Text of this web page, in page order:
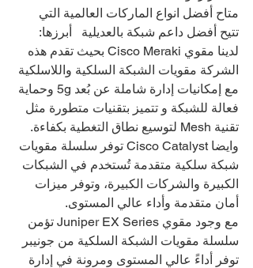
متاح أفضل انواع الماركات العالمية التي
تتيح أفضل داعم شبكة بالعديلية   أبرزها:
لدينا مقوي Cisco Meraki بحيث تقدم هذه
الشركة مقويات الشبكة السلكية واللاسلكية
مع إمكانيات إدارة شاملة عن بُعد 5g وحماية
فعالة للشبكة و تتميز بتقنيات متطورة مثل
تقنية Mesh لتوسيع نطاق التغطية بكفاءة.
وايضا Cisco Catalyst توفر سلسلة مقويات
شبكة سلكية متقدمة تُستخدم في الشبكات
الكبيرة والشركات الكبيرة، وتوفر ميزات
أمان متقدمة وأداء عالي المستوى.
مع وجود مقوي Juniper EX Series تؤمن
سلسلة مقويات الشبكة السلكية من جونيبر
توفر أداءً عالي المستوى ومرونة في إدارة